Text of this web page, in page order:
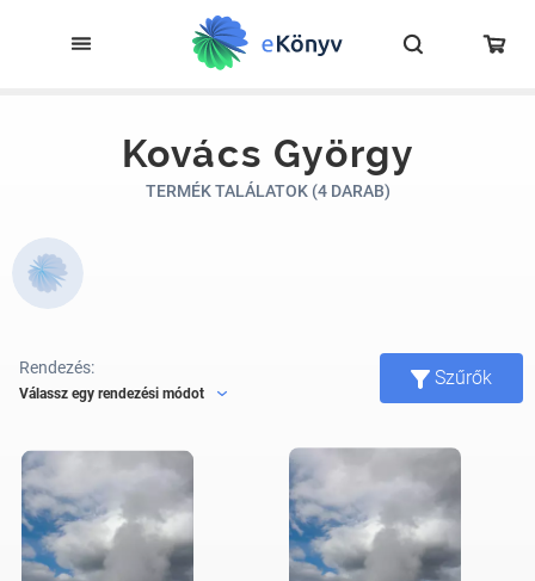
Kovács György
TERMÉK TALÁLATOK (4 DARAB)
Rendezés:
Válassz egy rendezési módot
Szűrők